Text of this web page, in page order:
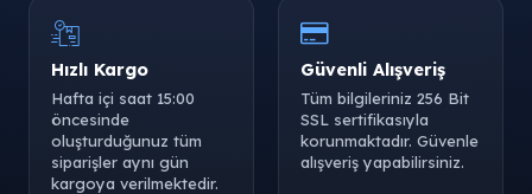
Hızlı Kargo
Hafta içi saat 15:00
öncesinde
oluşturduğunuz tüm
siparişler aynı gün
kargoya verilmektedir.
Güvenli Alışveriş
Tüm bilgileriniz 256 Bit
SSL sertifikasıyla
korunmaktadır. Güvenle
alışveriş yapabilirsiniz.